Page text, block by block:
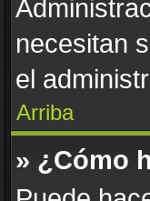
necesitan
el
Arriba
» ¿Cómo